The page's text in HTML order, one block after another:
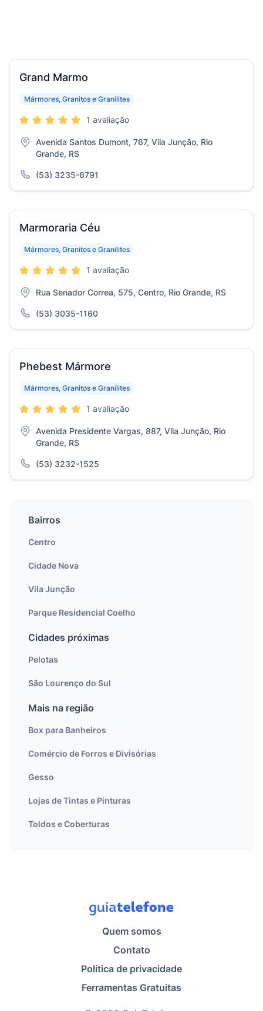
Grand Marmo
Mármores, Granitos e Granilites
1 avaliação
Avenida Santos Dumont, 767, Vila Junção, Rio
Grande, RS
(53) 3235-6791
Marmoraria Céu
Mármores, Granitos e Granilites
1 avaliação
Rua Senador Correa, 575, Centro, Rio Grande, RS
(53) 3035-1160
Phebest Mármore
Mármores, Granitos e Granilites
1 avaliação
Avenida Presidente Vargas, 887, Vila Junção, Rio
Grande, RS
(53) 3232-1525
Bairros
Centro
Cidade Nova
Vila Junção
Parque Residencial Coelho
Cidades próximas
Pelotas
São Lourenço do Sul
Mais na região
Box para Banheiros
Comércio de Forros e Divisórias
Gesso
Lojas de Tintas e Pinturas
Toldos e Coberturas
Quem somos
Contato
Política de privacidade
Ferramentas Gratuitas